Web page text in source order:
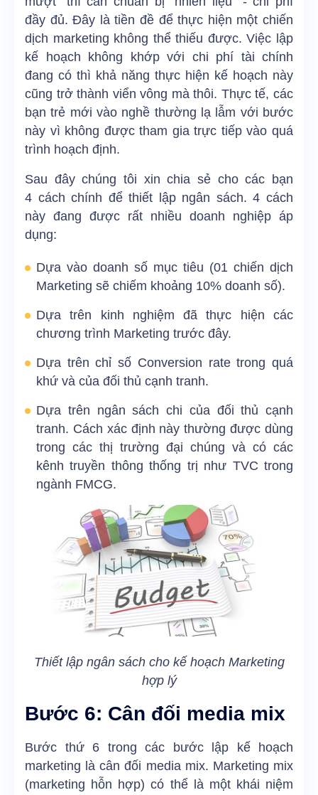
đầy đủ. Đây là tiền đề để thực hiện một chiến
dịch marketing không thể thiếu được. Việc lập
kế hoạch không khớp với chi phí tài chính
đang có thì khả năng thực hiện kế hoạch này
cũng trở thành viển vông mà thôi. Thực tế, các
bạn trẻ mới vào nghề thường lạ lẫm với bước
này vì không được tham gia trực tiếp vào quá
trình hoạch định.
Sau đây chúng tôi xin chia sẻ cho các bạn
4 cách chính để thiết lập ngân sách. 4 cách
này đang được rất nhiều doanh nghiệp áp
dụng:
Dựa vào doanh số mục tiêu (01 chiến dịch
Marketing sẽ chiếm khoảng 10% doanh số).
Dựa trên kinh nghiệm đã thực hiện các
chương trình Marketing trước đây.
Dựa trên chỉ số Conversion rate trong quá
khứ và của đối thủ cạnh tranh.
Dựa trên ngân sách chi của đối thủ cạnh
tranh. Cách xác định này thường được dùng
trong các thị trường đại chúng và có các
kênh truyền thông thống trị như TVC trong
ngành FMCG.
Thiết lập ngân sách cho kế hoạch Marketing
hợp lý
Bước 6: Cân đối media mix
Bước thứ 6 trong các bước lập kế hoạch
marketing là cân đối media mix. Marketing mix
(marketing hỗn hợp) có thể là một khái niệm